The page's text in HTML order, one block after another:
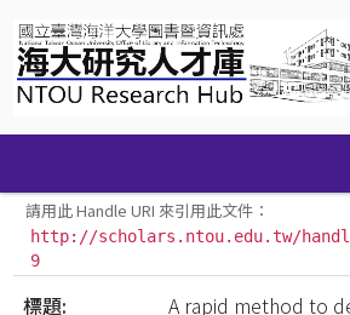
navigation
請用此 Handle URI 來引用此文件：
http://scholars.ntou.edu.tw/
9
標題:
A rapid method to